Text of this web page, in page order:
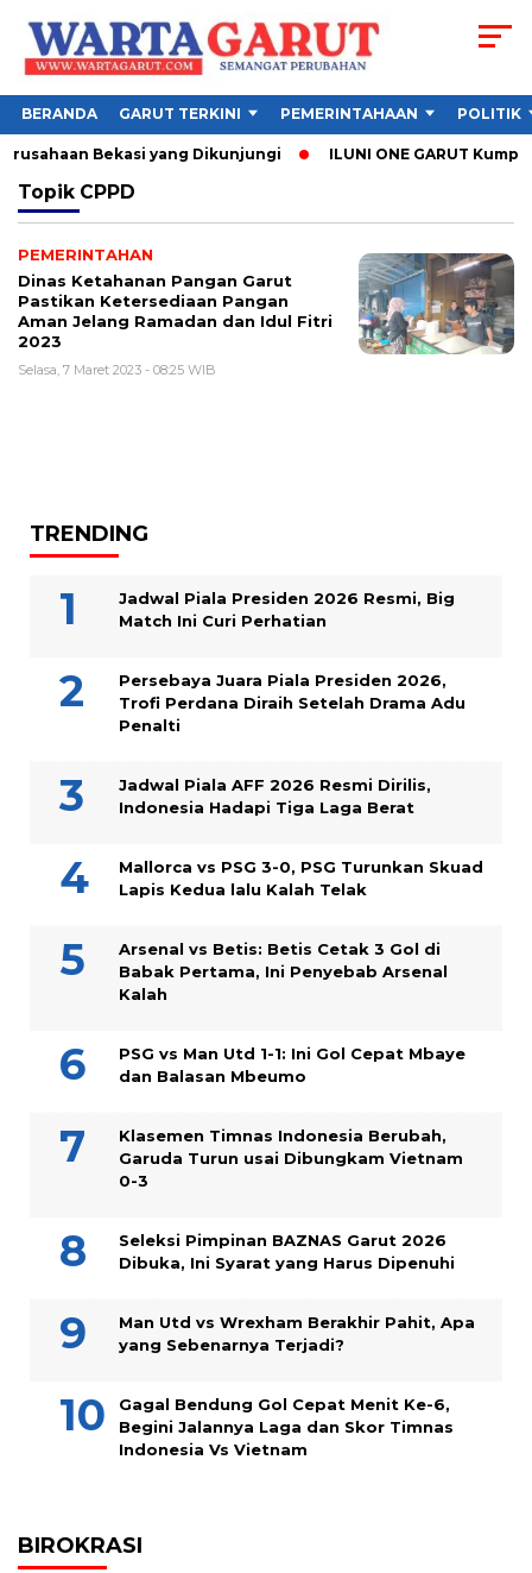
BERANDA GARUT TERKINI PEMERINTAHAAN POLITIK
Bekasi yang Dikunjungi ILUNI ONE GARUT
Topik CPPD
PEMERINTAHAN
Dinas Ketahanan Pangan Garut
Pastikan Ketersediaan Pangan
Aman Jelang Ramadan dan Idul Fitri
2023
Selasa, 7 Maret 2023 - 08:25 WIB
TRENDING
Jadwal Piala Presiden 2026 Resmi, Big
Match Ini Curi Perhatian
Persebaya Juara Piala Presiden 2026,
Trofi Perdana Diraih Setelah Drama Adu
Penalti
Jadwal Piala AFF 2026 Resmi Dirilis,
Indonesia Hadapi Tiga Laga Berat
Mallorca vs PSG 3-0, PSG Turunkan Skuad
Lapis Kedua lalu Kalah Telak
Arsenal vs Betis: Betis Cetak 3 Gol di
Babak Pertama, Ini Penyebab Arsenal
Kalah
PSG vs Man Utd 1-1: Ini Gol Cepat Mbaye
dan Balasan Mbeumo
Klasemen Timnas Indonesia Berubah,
Garuda Turun usai Dibungkam Vietnam
0-3
Seleksi Pimpinan BAZNAS Garut 2026
Dibuka, Ini Syarat yang Harus Dipenuhi
Man Utd vs Wrexham Berakhir Pahit, Apa
yang Sebenarnya Terjadi?
Gagal Bendung Gol Cepat Menit Ke-6,
Begini Jalannya Laga dan Skor Timnas
Indonesia Vs Vietnam
BIROKRASI